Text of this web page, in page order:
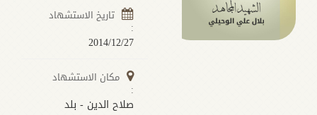
تاريخ الاستشهاد
:
2014/12/27
مكان الاستشهاد
:
صلاح الدين - بلد